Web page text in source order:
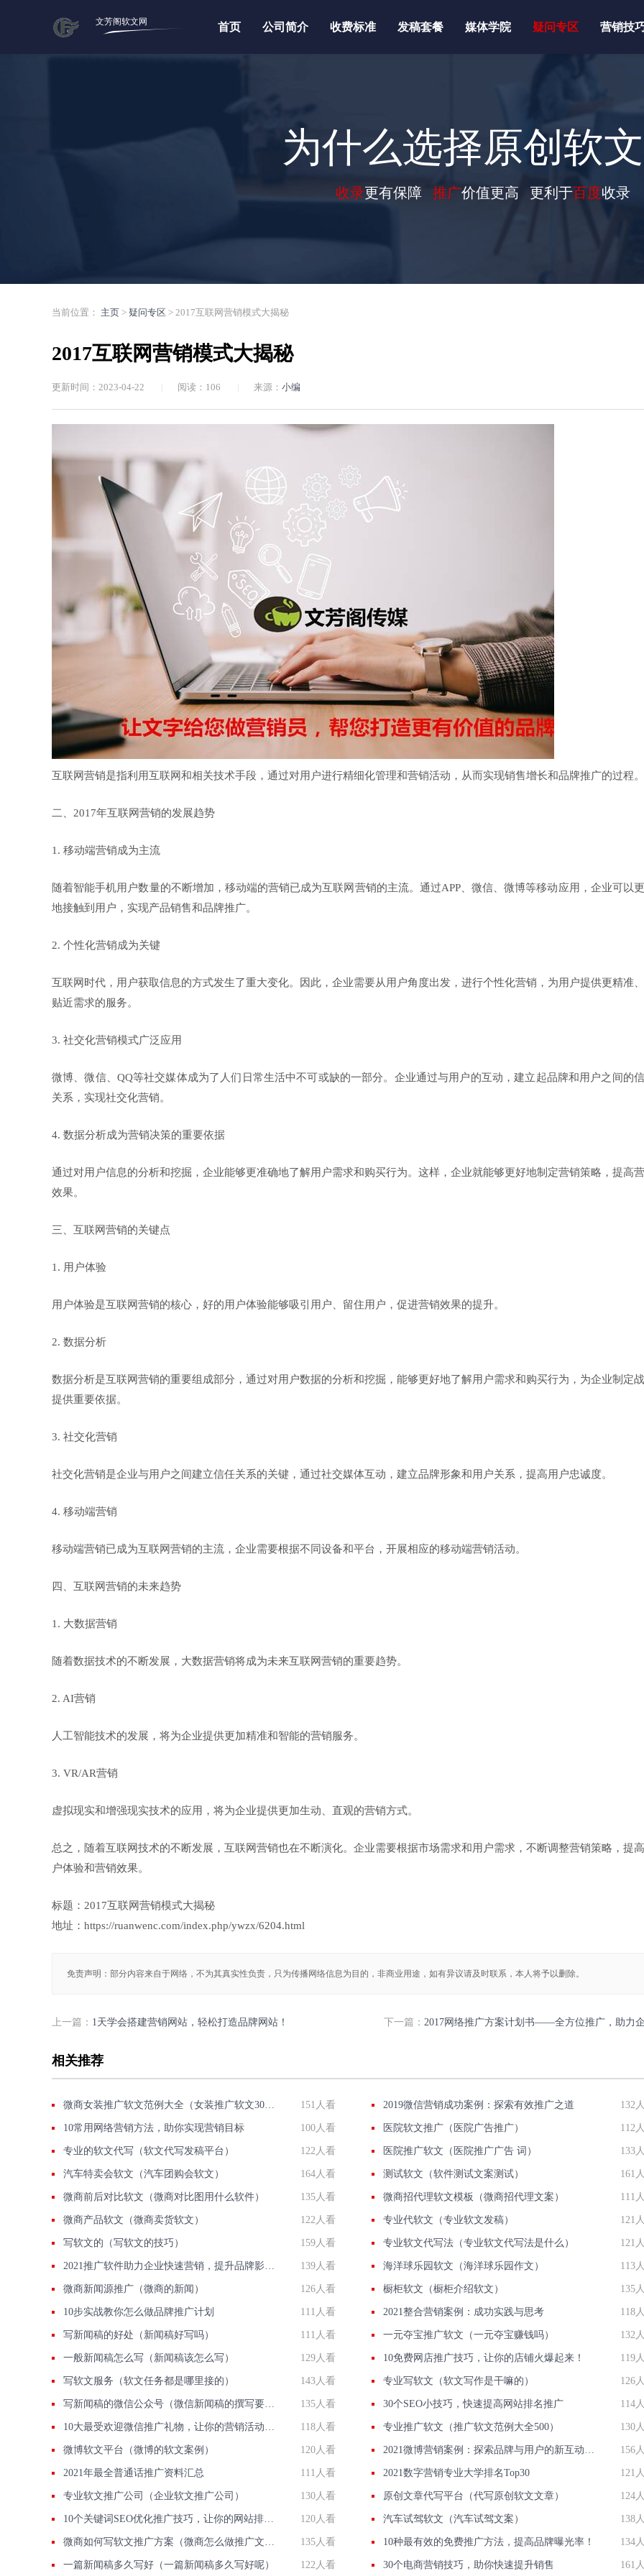
文芳阁软文网 首页 公司简介 收费标准 发稿套餐 媒体学院 疑问专区 营销技
为什么选择原创软
收录更有保障 推广价值更高 更利于百度收录
当前位置： 主页 > 疑问专区 > 2017互联网营销模式大揭秘
2017互联网营销模式大揭秘
更新时间：2023-04-22 阅读： 106 来源： 小编
互联网营销是指利用互联网和相关技术手段，通过对用户进行精细化管理和营销活动，从而实现销售增长和品牌推广的过程。
二、2017年互联网营销的发展趋势
1. 移动端营销成为主流
随着智能手机用户数量的不断增加，移动端的营销已成为互联网营销的主流。通过APP、微信、微博等移动应用，企业可以
地接触到用户，实现产品销售和品牌推广。
2. 个性化营销成为关键
互联网时代，用户获取信息的方式发生了重大变化。因此，企业需要从用户角度出发，进行个性化营销，为用户提供更精准
贴近需求的服务。
3. 社交化营销模式广泛应用
微博、微信、QQ等社交媒体成为了人们日常生活中不可或缺的一部分。企业通过与用户的互动，建立起品牌和用户之间的
关系，实现社交化营销。
4. 数据分析成为营销决策的重要依据
通过对用户信息的分析和挖掘，企业能够更准确地了解用户需求和购买行为。这样，企业就能够更好地制定营销策略，提高
效果。
三、互联网营销的关键点
1. 用户体验
用户体验是互联网营销的核心，好的用户体验能够吸引用户、留住用户，促进营销效果的提升。
2. 数据分析
数据分析是互联网营销的重要组成部分，通过对用户数据的分析和挖掘，能够更好地了解用户需求和购买行为，为企业制定
提供重要依据。
3. 社交化营销
社交化营销是企业与用户之间建立信任关系的关键，通过社交媒体互动，建立品牌形象和用户关系，提高用户忠诚度。
4. 移动端营销
移动端营销已成为互联网营销的主流，企业需要根据不同设备和平台，开展相应的移动端营销活动。
四、互联网营销的未来趋势
1. 大数据营销
随着数据技术的不断发展，大数据营销将成为未来互联网营销的重要趋势。
2. AI营销
人工智能技术的发展，将为企业提供更加精准和智能的营销服务。
3. VR/AR营销
虚拟现实和增强现实技术的应用，将为企业提供更加生动、直观的营销方式。
总之，随着互联网技术的不断发展，互联网营销也在不断演化。企业需要根据市场需求和用户需求，不断调整营销策略，提
户体验和营销效果。
标题：2017互联网营销模式大揭秘
地址：https://ruanwenc.com/index.php/ywzx/6204.html
免责声明：部分内容来自于网络，不为其真实性负责，只为传播网络信息为目的，非商业用途，如有异议请及时联系，本人将予以删除。
上一篇： 1天学会搭建营销网站，轻松打造品牌网站！ 下一篇： 2017网络推广方案计划书——全方位推广，助力企业发
相关推荐
微商女装推广软文范例大全（女装推广软文300字） 151人看 2019微信营销成功案例：探索有效推广之道 132
10常用网络营销方法，助你实现营销目标 100人看 医院软文推广（医院广告推广） 112
专业的软文代写（软文代写发稿平台） 122人看 医院推广软文（医院推广广告 词） 133
汽车特卖会软文（汽车团购会软文） 164人看 测试软文（软件测试文案测试） 161
微商前后对比软文（微商对比图用什么软件） 135人看 微商招代理软文模板（微商招代理文案） 111
微商产品软文（微商卖货软文） 122人看 专业代软文（专业软文发稿） 121
写软文的（写软文的技巧） 159人看 专业软文代写法（专业软文代写法是什么） 121
2021推广软件助力企业快速营销，提升品牌影响力！ 139人看 海洋球乐园软文（海洋球乐园作文） 113
微商新闻源推广（微商的新闻） 126人看 橱柜软文（橱柜介绍软文） 135
10步实战教你怎么做品牌推广计划 111人看 2021整合营销案例：成功实践与思考 118
写新闻稿的好处（新闻稿好写吗） 111人看 一元夺宝推广软文（一元夺宝赚钱吗） 132
一般新闻稿怎么写（新闻稿该怎么写） 129人看 10免费网店推广技巧，让你的店铺火爆起来！ 119
写软文服务（软文任务都是哪里接的） 143人看 专业写软文（软文写作是干嘛的） 126
写新闻稿的微信公众号（微信新闻稿的撰写要求） 135人看 30个SEO小技巧，快速提高网站排名推广 114
10大最受欢迎微信推广礼物，让你的营销活动更有吸引力！ 118人看 专业推广软文（推广软文范例大全500） 130
微博软文平台（微博的软文案例） 120人看 2021微博营销案例：探索品牌与用户的新互动模式 156
2021年最全普通话推广资料汇总 111人看 2021数字营销专业大学排名Top30 121
专业软文推广公司（企业软文推广公司） 130人看 原创文章代写平台（代写原创软文文章） 124
10个关键词SEO优化推广技巧，让你的网站排名飞升 120人看 汽车试驾软文（汽车试驾文案） 138
微商如何写软文推广方案（微商怎么做推广文案） 135人看 10种最有效的免费推广方法，提高品牌曝光率！ 134
一篇新闻稿多久写好（一篇新闻稿多久写好呢） 122人看 30个电商营销技巧，助你快速提升销售 161